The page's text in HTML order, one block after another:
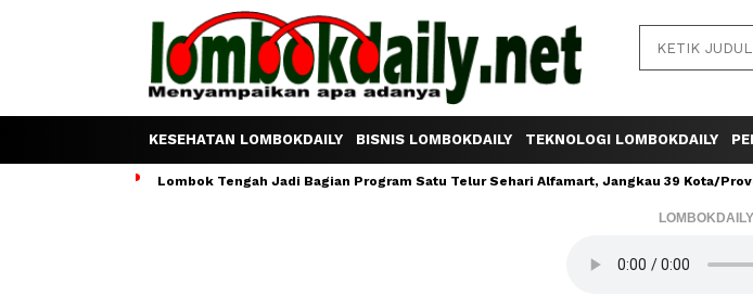
KESEHATAN LOMBOKDAILY BISNIS LOMBOKDAILY TEKNOLOGI LOMBOKDAILY
Lombok Tengah Jadi Bagian Program Satu Telur Sehari Alfamart, Jangkau 39 Kota/